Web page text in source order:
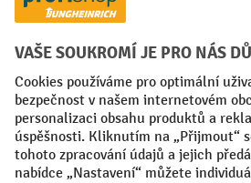
Sociální sítě
Facebook
YouTubeLinkedIn
VODP Otisk